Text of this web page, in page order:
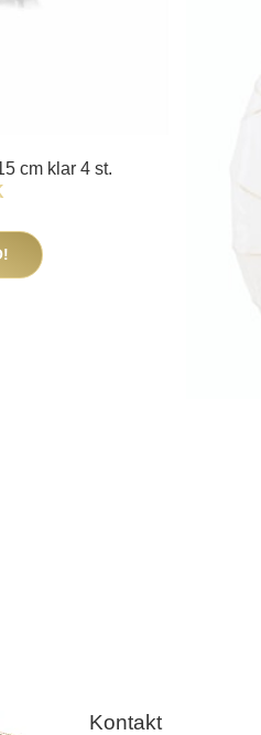
cm klar 4 st.
Kontakt